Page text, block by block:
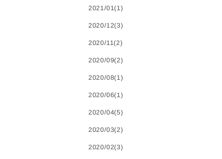
2021/01(1)
2020/12(3)
2020/11(2)
2020/09(2)
2020/08(1)
2020/06(1)
2020/04(5)
2020/03(2)
2020/02(3)